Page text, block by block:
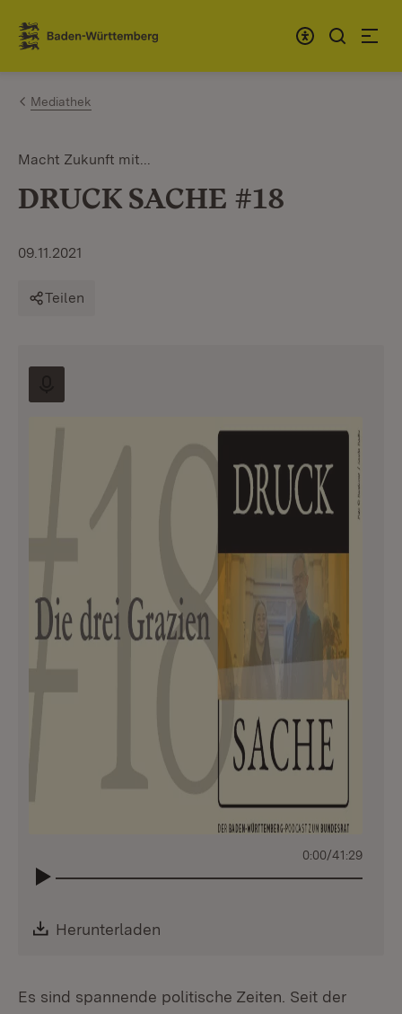
Zum Inhalt springen
Link zur Startseite
Mediathek
Macht Zukunft mit...
DRUCK SACHE #18
09.11.2021
Teilen
0:00/41:29
Download:
Herunterladen
Es sind spannende politische Zeiten. Seit der